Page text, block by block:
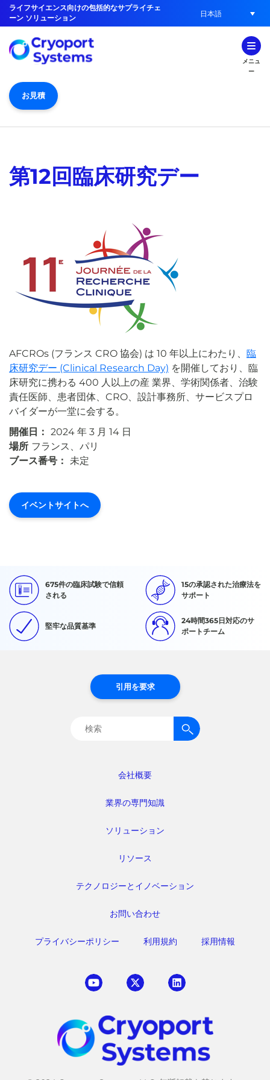
ライフサイエンス向けの包括的なサプライチェ
ーン ソリューション
日本語
メニュ
ー
お見積
第12回臨床研究デー
AFCROs (フランス CRO 協会) は 10 年以上にわたり、 臨
床研究デー (Clinical Research Day) を開催しており、臨
床研究に携わる 400 人以上の産 業界、学術関係者、治験
責任医師、患者団体、CRO、設計事務所、サービスプロ
バイダーが一堂に会する。
開催日： 2024 年 3 月 14 日
場所 フランス、パリ
ブース番号： 未定
イベントサイトへ
675件の臨床試験で信頼
される
15の承認された治療法を
サポート
堅牢な品質基準
24時間365日対応のサ
ポートチーム
会社概要
業界の専門知識
ソリューション
リソース
テクノロジーとイノベーション
お問い合わせ
プライバシーポリシー 利用規約 採用情報
引用を要求
検